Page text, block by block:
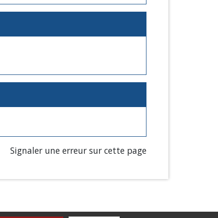
Signaler une erreur sur cette page